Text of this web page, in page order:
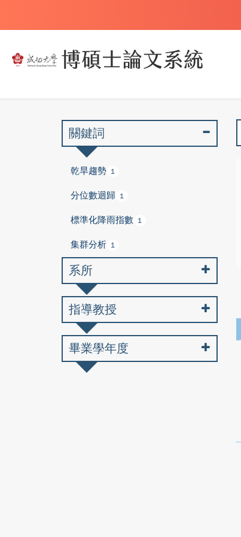
關鍵詞
乾旱趨勢 1
分位數迴歸 1
標準化降雨指數 1
集群分析 1
系所
指導教授
畢業學年度